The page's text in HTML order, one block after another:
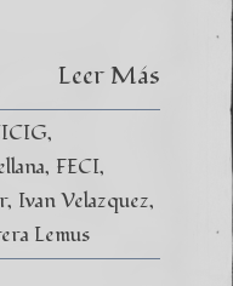
Leer Más
FECI
Ivan Velazquez
Lemus